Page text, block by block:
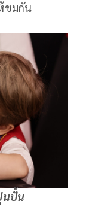
ชมกัน
นปั้น